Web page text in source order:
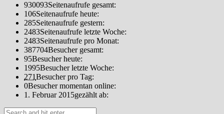
930093Seitenaufrufe gesamt:
106Seitenaufrufe heute:
285Seitenaufrufe gestern:
2483Seitenaufrufe letzte Woche:
2483Seitenaufrufe pro Monat:
387704Besucher gesamt:
95Besucher heute:
1995Besucher letzte Woche:
271Besucher pro Tag:
0Besucher momentan online:
1. Februar 2015gezählt ab: